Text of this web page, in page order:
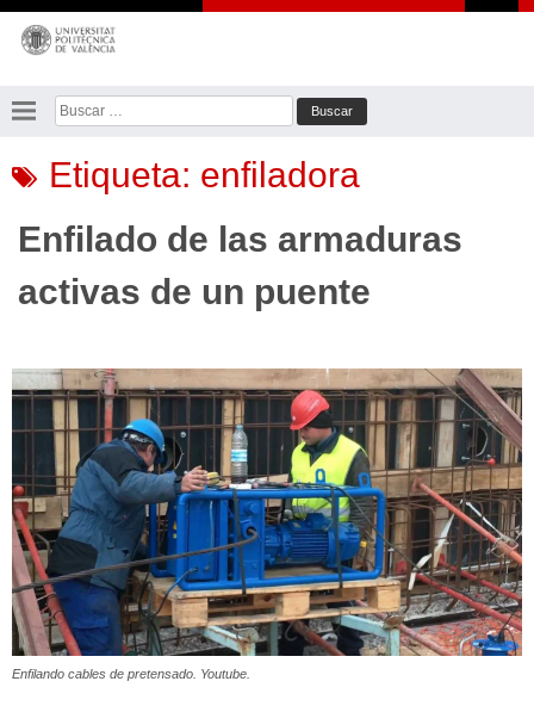
Saltar
contenido
Buscar:
Etiqueta: enfiladora
Enfilado de las armaduras
activas de un puente
Enfilando cables de pretensado. Youtube.